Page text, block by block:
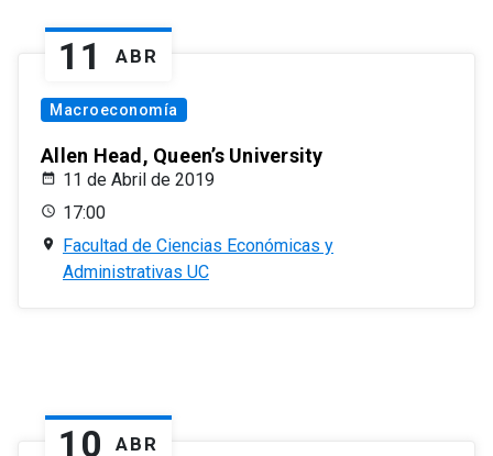
11 ABR
Macroeconomía
Allen Head, Queen’s University
11 de Abril de 2019
17:00
Facultad de Ciencias Económicas y
Administrativas UC
10 ABR